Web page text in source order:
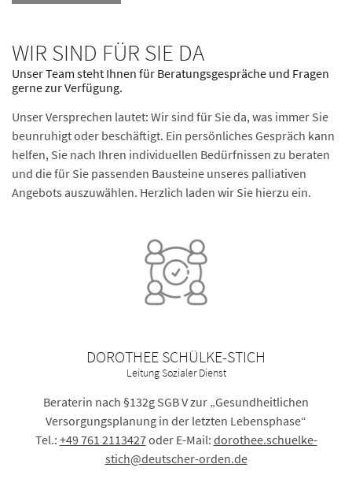
WIR SIND FÜR SIE DA
Unser Team steht Ihnen für Beratungsgespräche und Fragen
gerne zur Verfügung.
Unser Versprechen lautet: Wir sind für Sie da, was immer Sie
beunruhigt oder beschäftigt. Ein persönliches Gespräch kann
helfen, Sie nach Ihren individuellen Bedürfnissen zu beraten
und die für Sie passenden Bausteine unseres palliativen
Angebots auszuwählen. Herzlich laden wir Sie hierzu ein.
DOROTHEE SCHÜLKE-STICH
Leitung Sozialer Dienst
Beraterin nach §132g SGB V zur „Gesundheitlichen
Versorgungsplanung in der letzten Lebensphase“
Tel.: +49 761 2113427oder E-Mail: dorothee.schuelke-
stich@deutscher-orden.de